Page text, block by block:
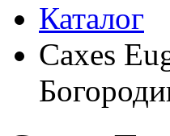
Каталог
Caxes